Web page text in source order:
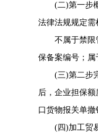
(二)第一步概
法律法规规定需
不属于禁限管
保备案编号；
(三)第二步完
后，企业担保
口货物报关单撤
(四)加工贸易